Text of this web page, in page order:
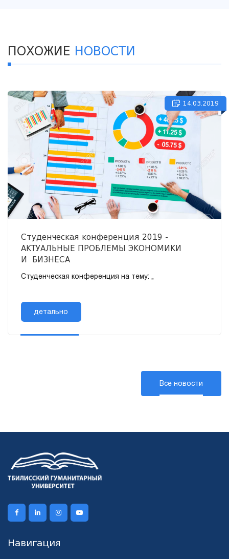
ПОХОЖИЕ НОВОСТИ
14.03.2019
Студенческая конференция 2019 -
АКТУАЛЬНЫЕ ПРОБЛЕМЫ ЭКОНОМИКИ
И БИЗНЕСА
Студенческая конференция на тему: „
детально
Все новости
Навигация